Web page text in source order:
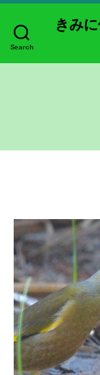
Search
きみ